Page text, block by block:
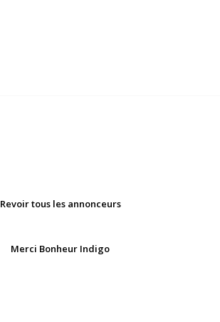
Revoir tous les annonceurs
Merci Bonheur Indigo